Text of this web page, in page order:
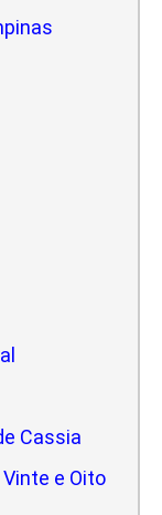
Cassia
e Oito